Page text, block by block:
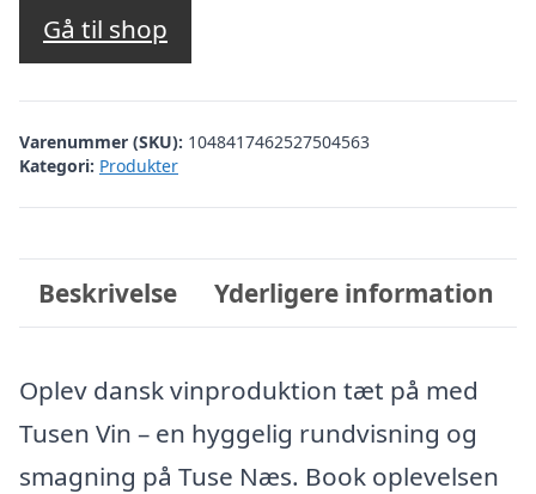
Gå til shop
Varenummer (SKU): 1048417462527504563
Kategori: Produkter
Beskrivelse Yderligere information
Oplev dansk vinproduktion tæt på med
Tusen Vin – en hyggelig rundvisning og
smagning på Tuse Næs. Book oplevelsen